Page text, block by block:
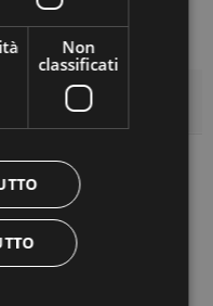
Non
classificati